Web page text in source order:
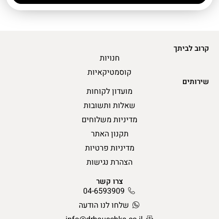
קרוב לביתך
חנויות
קוסמטיקאיות
שירותים
מועדון לקוחות
שאלות ותשובות
מדיניות משלוחים
תקנון האתר
מדיניות פרטיות
הצהרת נגישות
צרו קשר
04-6593909
שלחו לנו הודעה